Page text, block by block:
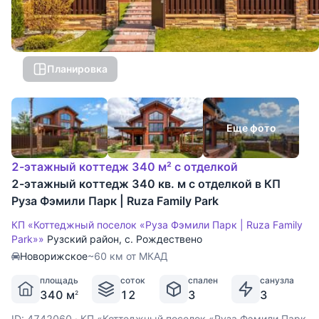
Планировка
Еще фото
2-этажный коттедж 340 м² с отделкой
2-этажный коттедж 340 кв. м с отделкой в КП
Руза Фэмили Парк | Ruza Family Park
КП «Коттеджный поселок «Руза Фэмили Парк | Ruza Family
Park»» Рузский район, с. Рождествено
Новорижское~60 км от МКАД
площадь
340 м2
соток
12
спален
3
санузла
3